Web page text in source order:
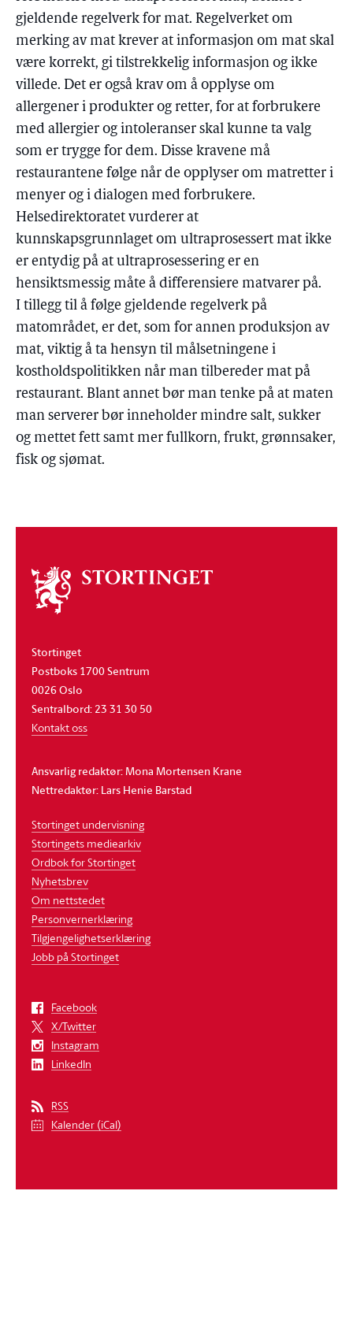
gjeldende regelverk for mat. Regelverket om
merking av mat krever at informasjon om mat skal
være korrekt, gi tilstrekkelig informasjon og ikke
villede. Det er også krav om å opplyse om
allergener i produkter og retter, for at forbrukere
med allergier og intoleranser skal kunne ta valg
som er trygge for dem. Disse kravene må
restaurantene følge når de opplyser om matretter i
menyer og i dialogen med forbrukere.
Helsedirektoratet vurderer at
kunnskapsgrunnlaget om ultraprosessert mat ikke
er entydig på at ultraprosessering er en
hensiktsmessig måte å differensiere matvarer på.
I tillegg til å følge gjeldende regelverk på
matområdet, er det, som for annen produksjon av
mat, viktig å ta hensyn til målsetningene i
kostholdspolitikken når man tilbereder mat på
restaurant. Blant annet bør man tenke på at maten
man serverer bør inneholder mindre salt, sukker
og mettet fett samt mer fullkorn, frukt, grønnsaker,
fisk og sjømat.
Om
stortinget
Stortinget
Postboks 1700 Sentrum
0026 Oslo
Sentralbord: 23 31 30 50
Kontakt oss
Ansvarlig redaktør: Mona Mortensen Krane
Nettredaktør: Lars Henie Barstad
Stortinget undervisning
Stortingets mediearkiv
Ordbok for Stortinget
Nyhetsbrev
Om nettstedet
Personvernerklæring
Tilgjengelighetserklæring
Jobb på Stortinget
Facebook
X/Twitter
Instagram
LinkedIn
RSS
Kalender (iCal)